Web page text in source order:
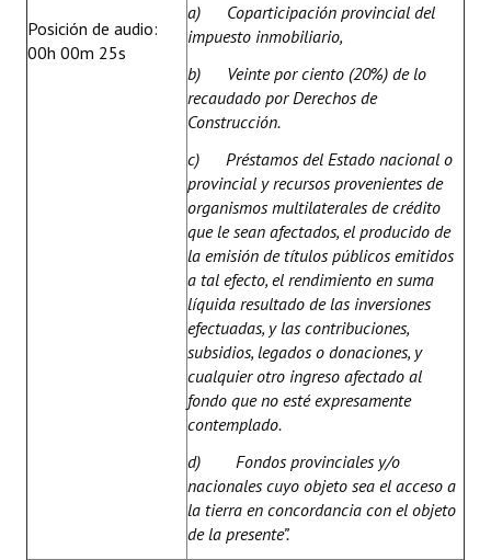
Posición de audio:
00h 00m 25s
a) Coparticipación provincial del
impuesto inmobiliario,
b) Veinte por ciento (20%) de lo
recaudado por Derechos de
Construcción.
c) Préstamos del Estado nacional o
provincial y recursos provenientes de
organismos multilaterales de crédito
que le sean afectados, el producido de
la emisión de títulos públicos emitidos
a tal efecto, el rendimiento en suma
líquida resultado de las inversiones
efectuadas, y las contribuciones,
subsidios, legados o donaciones, y
cualquier otro ingreso afectado al
fondo que no esté expresamente
contemplado.
d) Fondos provinciales y/o
nacionales cuyo objeto sea el acceso a
la tierra en concordancia con el objeto
de la presente”.